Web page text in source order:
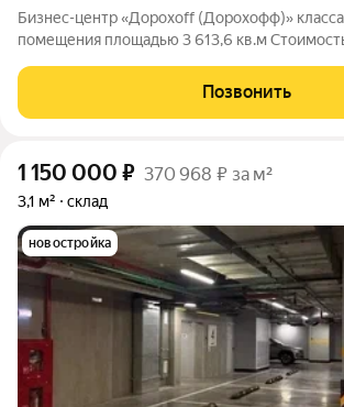
Бизнес-центр «Дорохоff (Дорохофф)»
помещения площадью 3 613,6 кв.м
«Дорохоff (Дорохофф)» расположен по
шоссе, 28 строение 2, Москва
Позвонить
1 150 000 ₽ 370 968 ₽ за м²
3,1 м² склад
новостройка